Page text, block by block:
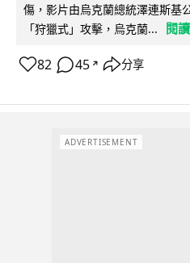
傷，影片由烏克蘭總統澤連斯基
「狩獵式」攻擊，烏克蘭...
閱
82 45 ↗ 分享
ADVERTISEMENT